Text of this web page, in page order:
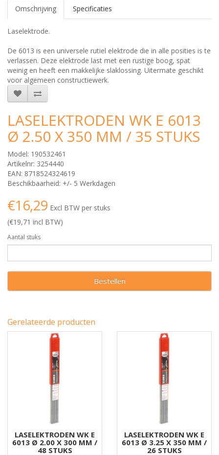
Omschrijving Specificaties
Laselektrode.
De 6013 is een universele rutiel elektrode die in alle posities is te
verlassen. Deze elektrode last met een rustige boog, spat
weinig en heeft een makkelijke slaklossing. Uitermate geschikt
voor algemeen constructiewerk.
LASELEKTRODEN WK E 6013
Ø 2.50 X 350 MM / 35 STUKS
Model: 190532461
Artikelnr: 3254440
EAN: 8718524324619
Beschikbaarheid: +/- 5 Werkdagen
€16,29 Excl BTW per stuks
(€19,71 incl BTW)
Aantal stuks
Bestellen
Gerelateerde producten
LASELEKTRODEN WK E
6013 Ø 2.00 X 300 MM /
48 STUKS
LASELEKTRODEN WK E
6013 Ø 3.25 X 350 MM /
26 STUKS